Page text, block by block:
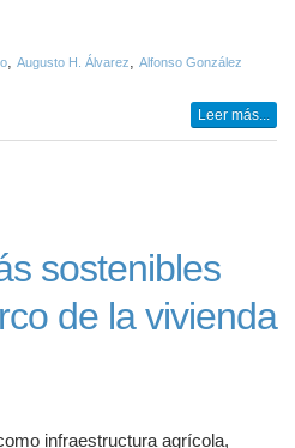
, Augusto H. Álvarez, Alfonso González
Leer más...
sostenibles
de la vivienda
infraestructura agrícola,